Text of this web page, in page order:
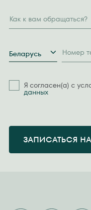
Как к вам обращаться?
Беларусь Номер
Я согласен(а) с
данных
ЗАПИСАТЬСЯ